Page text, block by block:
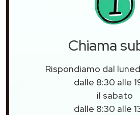
Chiama
Rispondiamo dal
dalle 8:30 alle
il sabato
dalle 8:30 alle